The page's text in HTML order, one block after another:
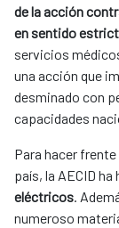
de la acción
en sentido
servicios
una acción que
desminado con
capacidades
Para hacer
país, la AECID
eléctricos.
numeroso